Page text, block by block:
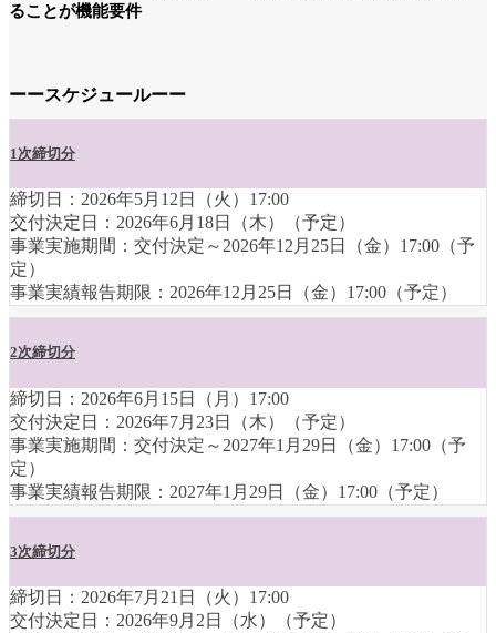
ることが機能要件
ーースケジュールーー
1次締切分
締切日：2026年5月12日（火）17:00
交付決定日：2026年6月18日（木）（予定）
事業実施期間：交付決定～2026年12月25日（金）17:00（予
定）
事業実績報告期限：2026年12月25日（金）17:00（予定）
2次締切分
締切日：2026年6月15日（月）17:00
交付決定日：2026年7月23日（木）（予定）
事業実施期間：交付決定～2027年1月29日（金）17:00（予
定）
事業実績報告期限：2027年1月29日（金）17:00（予定）
3次締切分
締切日：2026年7月21日（火）17:00
交付決定日：2026年9月2日（水）（予定）